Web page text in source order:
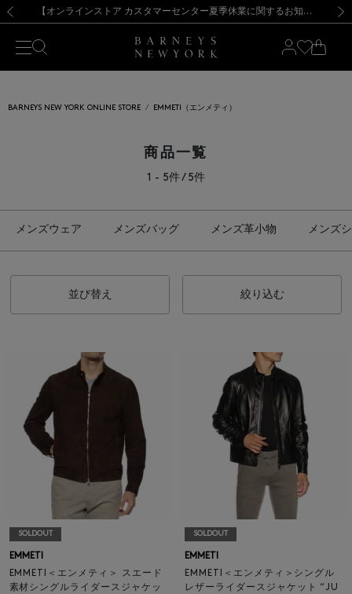
新規登録のお客様も対象！＜MY BARNEYS＞会員のお客様は11,000円（税込）以上のお買上げで常時送料無料！お買い物の際は会員登録を！
【夏季休業に伴う出荷一時停止のお知らせ】(2026.8.7) 【オンラインストア カスタマーセンター夏季休業に関するお知らせ】（2026.8.7）
【夏季休業に伴う返品・交換承り一時停止のお知らせ】（2026.8.5）
熊本県を中心とした地震の影響によるお荷物のお届けについて
【開催中】SUMMER SALEのご案内・ご注意事項 新規登録のお客様も対象！＜MY BARNEYS＞会員のお客様は11,000円（税込）以上のお買上げで常時送料無料！お買い物の際は会員登録を！
【夏季休業に伴う出荷一時停止のお知らせ】(2026.8.7)
BARNEYS NEW YORK ONLINE STORE EMMETI（エンメティ）
商品一覧
1 - 5件 / 5件
メンズウェア メンズバッグ メンズ革小物 メンズ
並び替え 絞り込む
SOLDOUT
EMMETI
EMMETI＜エンメティ＞ スエード
素材シングルライダースジャケッ
SOLDOUT
EMMETI
EMMETI＜エンメティ＞シングル
レザーライダースジャケット “JU